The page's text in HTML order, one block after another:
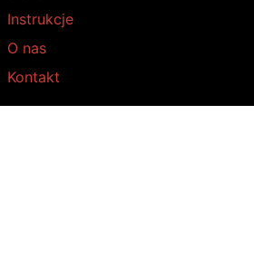
Instrukcje
O nas
Kontakt